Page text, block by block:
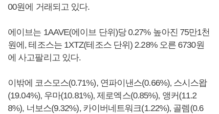
00원에 거래되고 있다.
에이브는 1AAVE(에이브 단위)당 0.27% 높아진 75만1천
원에, 테조스는 1XTZ(테조스 단위) 2.28% 오른 6730원
에 사고팔리고 있다.
이밖에 코스모스(0.71%), 연파이낸스(0.66%), 스시스왑
(19.04%), 우마(10.81%), 제로엑스(0.85%), 앵커(11.2
8%), 너보스(9.32%), 카이버네트워크(1.22%), 골렘(0.6